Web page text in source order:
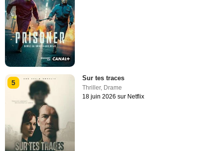
5
Sur tes traces
Thriller, Drame
18 juin 2026 sur Netflix